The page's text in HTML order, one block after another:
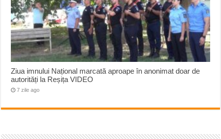
Ziua imnului Național marcată aproape în anonimat doar de
autorități la Reșița VIDEO
7 zile ago